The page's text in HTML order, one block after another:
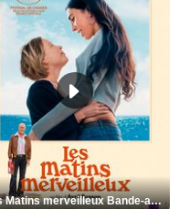
Les Matins merveilleux Bande-annonce VF